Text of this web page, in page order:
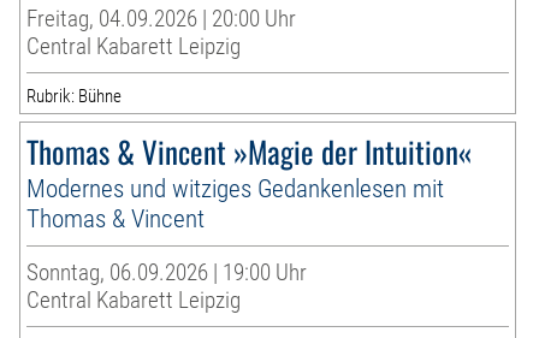
Freitag, 04.09.2026 | 20:00 Uhr
Central Kabarett Leipzig
Rubrik: Bühne
Thomas & Vincent »Magie der Intuition«
Modernes und witziges Gedankenlesen mit
Thomas & Vincent
Sonntag, 06.09.2026 | 19:00 Uhr
Central Kabarett Leipzig